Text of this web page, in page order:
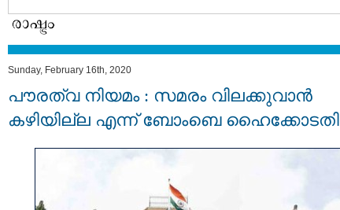
Sunday, February 16th, 2020
പൗരത്വ നിയമം : സമരം വിലക്കുവാന്‍
കഴിയില്ല എന്ന് ബോംബെ ഹൈക്കോടതി